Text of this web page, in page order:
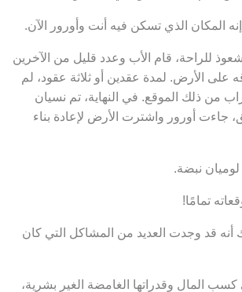
المكان الذي تسكن فيه أنت وأورور الآن.
للراحة، قام الأب وعدد قليل من الآخرين
على الأرض. لمدة عقدين أو ثلاثة عقود، لم
من ذلك الموقع. في النهاية، تم نسيان
جاءت أورور واشترت الأرض لإعادة بناء
نبضة.
تمامًا!
أنه قد وجدت العديد من المشاكل التي كان
المال وقدراتها الغامضة الغير بشرية،